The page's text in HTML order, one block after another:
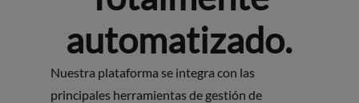
automatizado.
Nuestra plataforma se integra con las
principales herramientas de gestión de